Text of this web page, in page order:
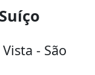
- São